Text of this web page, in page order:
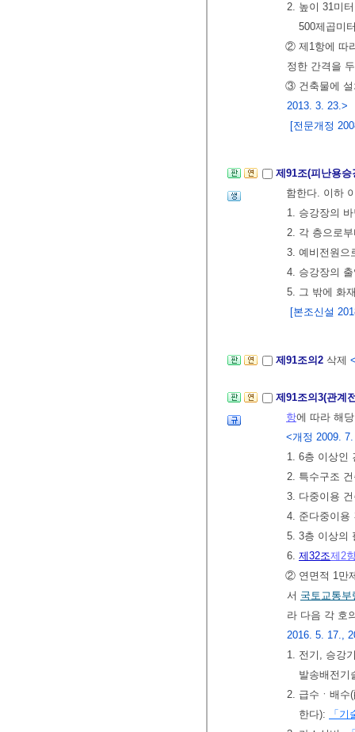
2. 높이 31미
500제곱미
② 제1항에 따
정한 간격을
③ 건축물에 설
2013. 3. 23.>
[전문개정
제91조(피난용
함한다. 이하
1. 승강장의
2. 각 층으로
3. 예비전원으
4. 승강장의
5. 그 밖에 화
[본조신설
제91조의2 삭제
제91조의3(관계
항에 따라 해
<개정 2009.
1. 6층 이상인
2. 특수구조
3. 다중이용
4. 준다중이용
5. 3층 이상의
6. 제32조제2
② 연면적 1만
서 국토교통부
라 다음 각 호
2016. 5. 17.,
1. 전기, 승강
발송배전기
2. 급수ㆍ배수
한다):
「